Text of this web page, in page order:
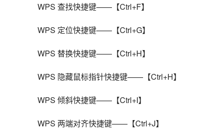
WPS 查找快捷键——【Ctrl+F】
WPS 定位快捷键——【Ctrl+G】
WPS 替换快捷键——【Ctrl+H】
WPS 隐藏鼠标指针快捷键——【Ctrl+H】
WPS 倾斜快捷键——【Ctrl+I】
WPS 两端对齐快捷键——【Ctrl+J】